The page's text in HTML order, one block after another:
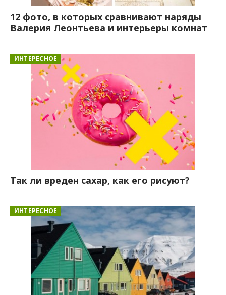
12 фото, в которых сравнивают наряды
Валерия Леонтьева и интерьеры комнат
ИНТЕРЕСНОЕ
Так ли вреден сахар, как его рисуют?
ИНТЕРЕСНОЕ